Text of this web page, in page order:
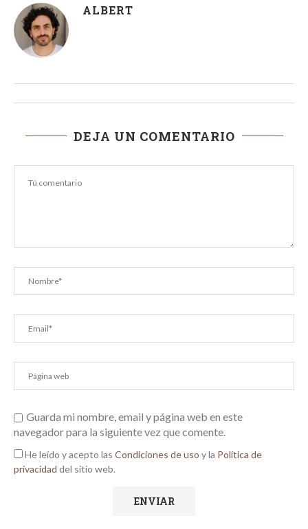
ALBERT
DEJA UN COMENTARIO
Guarda mi nombre, email y página web en este
navegador para la siguiente vez que comente.
He leído y acepto las Condiciones de uso y la Política de
privacidad del sitio web.